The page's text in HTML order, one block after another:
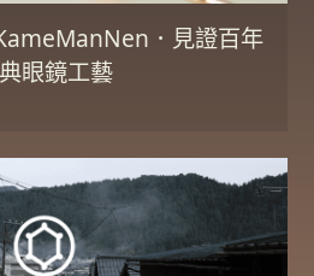
．見證百年
眼鏡工藝